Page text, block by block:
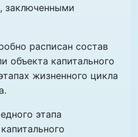
заключенными
расписан состав
объекта капитального
жизненного цикла
этапа